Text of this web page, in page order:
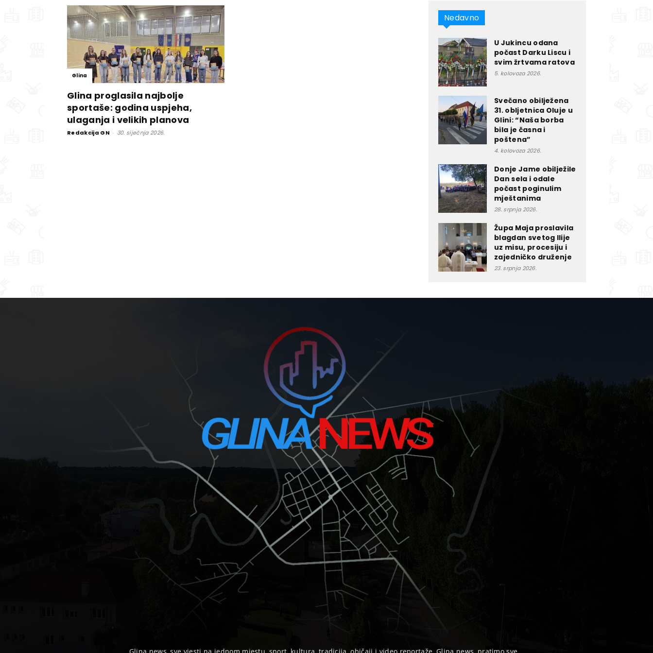
Glina
Glina proglasila najbolje
sportaše: godina uspjeha,
ulaganja i velikih planova
Redakcija GN - 30. siječnja 2026.
Nedavno
U Jukincu odana
počast Darku Liscu i
svim žrtvama ratova
5. kolovoza 2026.
Svečano obilježena
31. obljetnica Oluje u
Glini: “Naša borba
bila je časna i
poštena”
4. kolovoza 2026.
Donje Jame obilježile
Dan sela i odale
počast poginulim
mještanima
28. srpnja 2026.
Župa Maja proslavila
blagdan svetog Ilije
uz misu, procesiju i
zajedničko druženje
23. srpnja 2026.